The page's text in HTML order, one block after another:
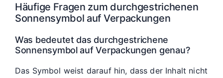
Häufige Fragen zum durchgestrichenen
Sonnensymbol auf Verpackungen
Was bedeutet das durchgestrichene
Sonnensymbol auf Verpackungen genau?
Das Symbol weist darauf hin, dass der Inhalt nicht